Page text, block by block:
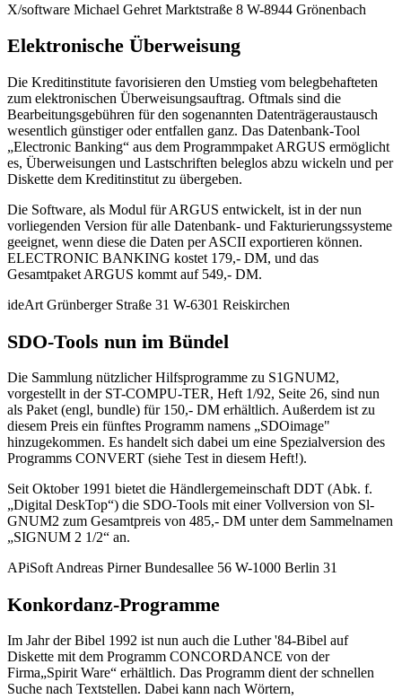
X/software Michael Gehret Marktstraße 8 W-8944 Grönenbach
Elektronische Überweisung
Die Kreditinstitute favorisieren den Umstieg vom belegbehafteten
zum elektronischen Überweisungsauftrag. Oftmals sind die
Bearbeitungsgebühren für den sogenannten Datenträgeraustausch
wesentlich günstiger oder entfallen ganz. Das Datenbank-Tool
„Electronic Banking“ aus dem Programmpaket ARGUS ermöglicht
es, Überweisungen und Lastschriften beleglos abzu wickeln und per
Diskette dem Kreditinstitut zu übergeben.
Die Software, als Modul für ARGUS entwickelt, ist in der nun
vorliegenden Version für alle Datenbank- und Fakturierungssysteme
geeignet, wenn diese die Daten per ASCII exportieren können.
ELECTRONIC BANKING kostet 179,- DM, und das
Gesamtpaket ARGUS kommt auf 549,- DM.
ideArt Grünberger Straße 31 W-6301 Reiskirchen
SDO-Tools nun im Bündel
Die Sammlung nützlicher Hilfsprogramme zu S1GNUM2,
vorgestellt in der ST-COMPU-TER, Heft 1/92, Seite 26, sind nun
als Paket (engl, bundle) für 150,- DM erhältlich. Außerdem ist zu
diesem Preis ein fünftes Programm namens „SDOimage"
hinzugekommen. Es handelt sich dabei um eine Spezialversion des
Programms CONVERT (siehe Test in diesem Heft!).
Seit Oktober 1991 bietet die Händlergemeinschaft DDT (Abk. f.
„Digital DeskTop“) die SDO-Tools mit einer Vollversion von Sl-
GNUM2 zum Gesamtpreis von 485,- DM unter dem Sammelnamen
„SIGNUM 2 1/2“ an.
APiSoft Andreas Pirner Bundesallee 56 W-1000 Berlin 31
Konkordanz-Programme
Im Jahr der Bibel 1992 ist nun auch die Luther '84-Bibel auf
Diskette mit dem Programm CONCORDANCE von der
Firma„Spirit Ware“ erhältlich. Das Programm dient der schnellen
Suche nach Textstellen. Dabei kann nach Wörtern,